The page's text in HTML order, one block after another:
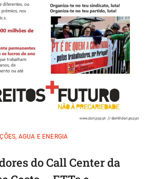
AGUA E ENERGIA
do Call Center da